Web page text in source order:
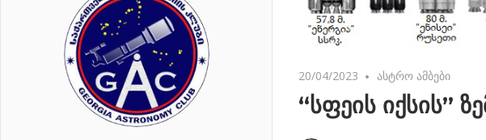
20/04/2023 No comments
ასტრო ამბები
“სფეის იქსის”